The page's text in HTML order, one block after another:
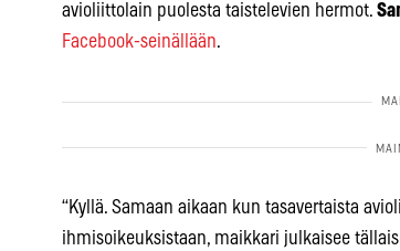
avioliittolain puolesta taistelevien hermot.
Facebook-seinällään.
“Kyllä. Samaan aikaan kun tasavertaista
ihmisoikeuksistaan, maikkari julkaisee